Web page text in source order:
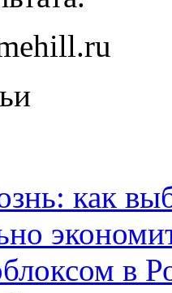
как
в